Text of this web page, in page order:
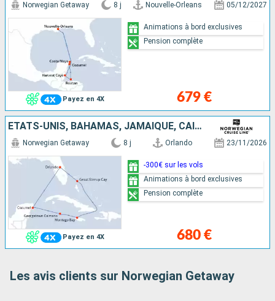
Payez en 4X
Norwegian Getaway 8 j Nouvelle-Orleans 05/12/2027
679 €
Animations à bord exclusives
Pension complète
ÉTATS-UNIS, BAHAMAS, JAMAÏQUE, CAÏMANS (ÎLES), MEXIQUE
Payez en 4X
Norwegian Getaway 8 j Orlando 23/11/2026
680 €
-300€ sur les vols
Animations à bord exclusives
Pension complète
Les avis clients sur Norwegian Getaway